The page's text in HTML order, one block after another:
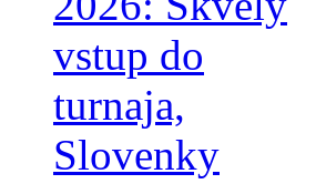
vstup do
turnaja,
Slovenky